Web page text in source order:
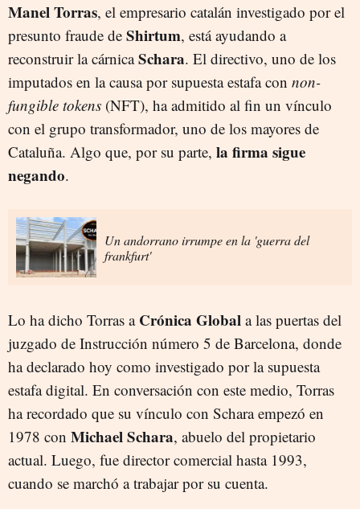
Manel Torras, el empresario catalán investigado por el
presunto fraude de Shirtum, está ayudando a
reconstruir la cárnicaSchara. El directivo, uno de los
imputados en la causa por supuesta estafa con non-
fungible tokens (NFT), ha admitido al fin un vínculo
con el grupo transformador, uno de los mayores de
Cataluña. Algo que, por su parte, la firma sigue
negando.
Un andorrano irrumpe en la 'guerra del
frankfurt'
Lo ha dicho Torras a Crónica Global a las puertas del
juzgado de Instrucción número 5 de Barcelona, donde
ha declarado hoy como investigado por la supuesta
estafa digital. En conversación con este medio, Torras
ha recordado que su vínculo con Schara empezó en
1978 con Michael Schara, abuelo del propietario
actual. Luego, fue director comercial hasta 1993,
cuando se marchó a trabajar por su cuenta.